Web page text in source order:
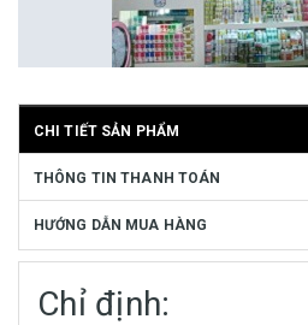
CHI TIẾT SẢN PHẨM
THÔNG TIN THANH TOÁN
HƯỚNG DẪN MUA HÀNG
Chỉ định: